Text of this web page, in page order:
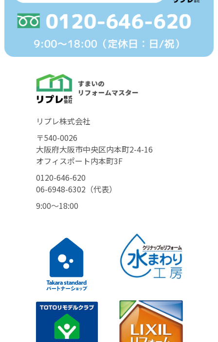
リプレ株式会社
〒540-0026
大阪府大阪市中央区内本町2-4-16
オフィスポート内本町3F
0120-646-620
06-6948-6302（代表）
9:00〜18:00